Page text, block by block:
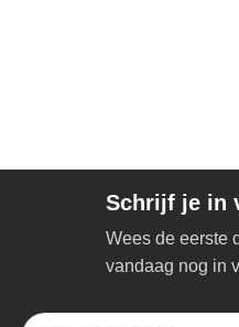
Schrijf je in
Wees de eerste
vandaag nog in